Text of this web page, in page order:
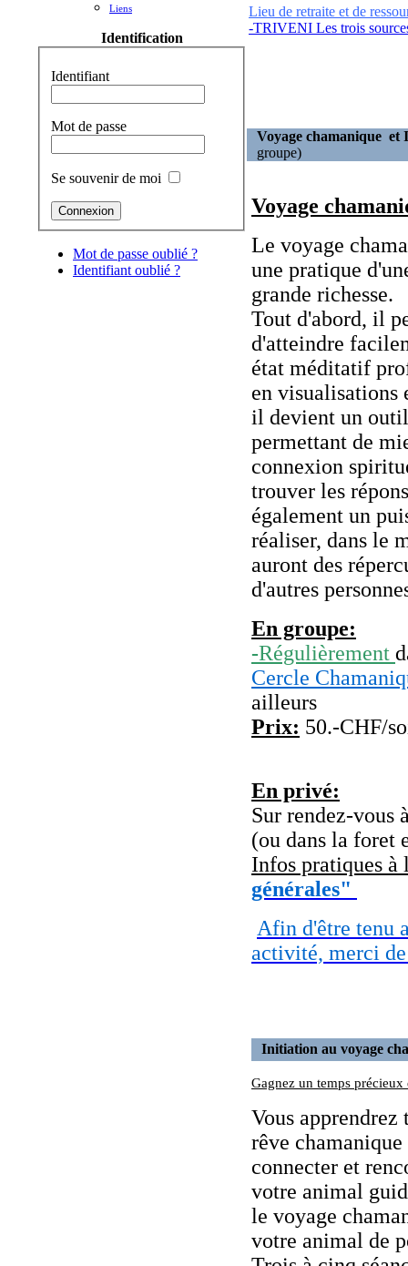
Liens
Identification
Identifiant
Mot de passe
Se souvenir de moi
Mot de passe oublié ?
Identifiant oublié ?
Lieu de retraite et de
-TRIVENI Les trois
Voyage chamanique et
groupe)
Voyage
Le voyage
une pratique
grande richesse.
Tout d'abord, il
d'atteindre
état méditatif
en visualisations
il devient un
permettant de
connexion
trouver les
également un
réaliser, dans le
auront des
d'autres
En groupe:
-Régulièrement
Cercle
ailleurs
Prix: 50.-CHF/
En privé:
Sur rendez-vous
(ou dans la foret
Infos pratiques à
générales"
Afin d'être tenu
activité, merci
Initiation au voyage
Gagnez un temps précieux
Vous apprendrez
rêve
connecter et
votre animal
le voyage
votre animal de